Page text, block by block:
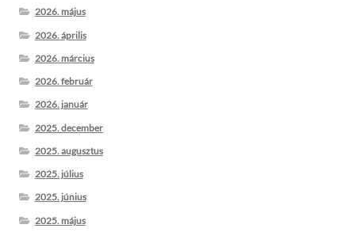
2026. május
2026. április
2026. március
2026. február
2026. január
2025. december
2025. augusztus
2025. július
2025. június
2025. május